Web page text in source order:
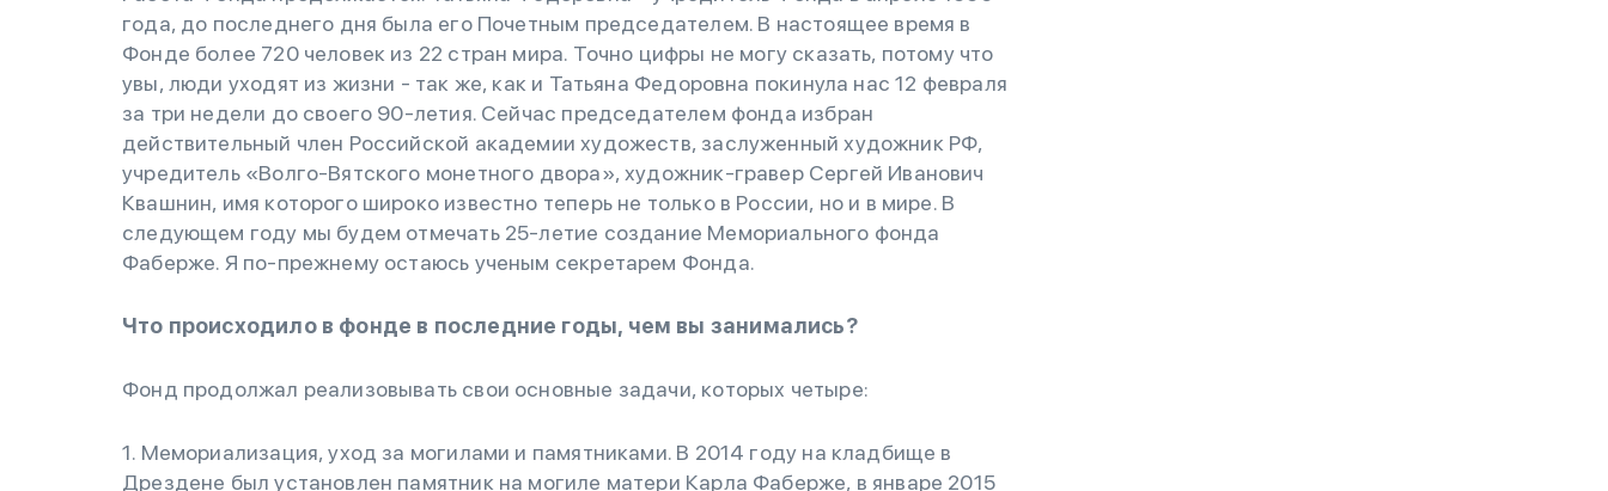
года, до последнего дня была его Почетным председателем. В настоящее время в
Фонде более 720 человек из 22 стран мира. Точно цифры не могу сказать, потому что
увы, люди уходят из жизни - так же, как и Татьяна Федоровна покинула нас 12 февраля
за три недели до своего 90-летия. Сейчас председателем фонда избран
действительный член Российской академии художеств, заслуженный художник РФ,
учредитель «Волго-Вятского монетного двора», художник-гравер Сергей Иванович
Квашнин, имя которого широко известно теперь не только в России, но и в мире. В
следующем году мы будем отмечать 25-летие создание Мемориального фонда
Фаберже. Я по-прежнему остаюсь ученым секретарем Фонда.
Что происходило в фонде в последние годы, чем вы занимались?
Фонд продолжал реализовывать свои основные задачи, которых четыре:
1. Мемориализация, уход за могилами и памятниками. В 2014 году на кладбище в
Дрездене был установлен памятник на могиле матери Карла Фаберже, в январе 2015